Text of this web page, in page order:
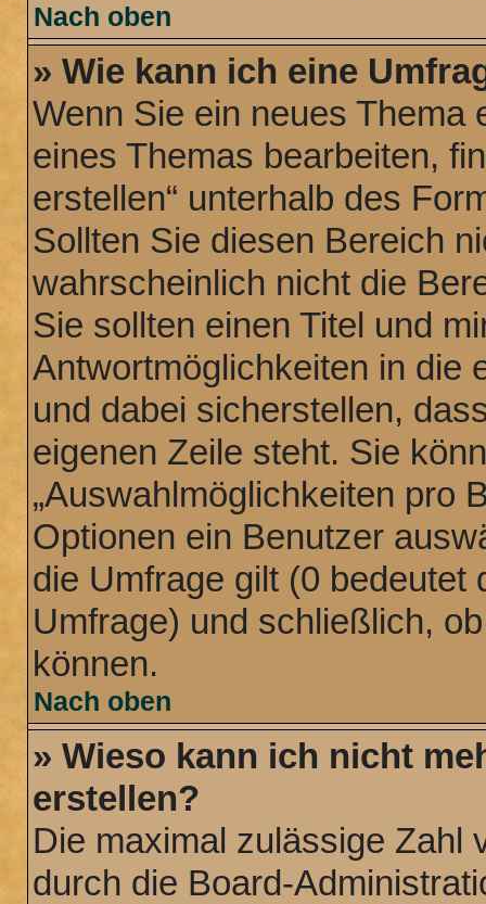
Nach oben
» Wie kann ich eine
Wenn Sie ein neues Thema
eines Themas bearbeiten,
erstellen“ unterhalb des
Sollten Sie diesen Bereich
wahrscheinlich nicht die
Sie sollten einen Titel und
Antwortmöglichkeiten in die
und dabei sicherstellen,
eigenen Zeile steht. Sie
„Auswahlmöglichkeiten pro
Optionen ein Benutzer
die Umfrage gilt (0 bedeutet
Umfrage) und schließlich,
können.
Nach oben
» Wieso kann ich nicht
erstellen?
Die maximal zulässige Zahl
durch die Board-